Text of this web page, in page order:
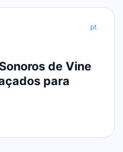
pt
de Vine
para